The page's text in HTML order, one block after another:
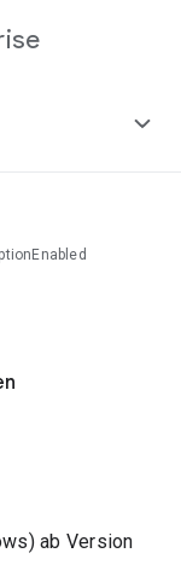
ab Version